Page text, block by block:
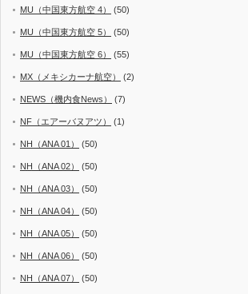
MU（中国東方航空 4） (50)
MU（中国東方航空 5） (50)
MU（中国東方航空 6） (55)
MX（メキシカーナ航空） (2)
NEWS（機内食News） (7)
NF（エアーバヌアツ） (1)
NH（ANA 01） (50)
NH（ANA 02） (50)
NH（ANA 03） (50)
NH（ANA 04） (50)
NH（ANA 05） (50)
NH（ANA 06） (50)
NH（ANA 07） (50)